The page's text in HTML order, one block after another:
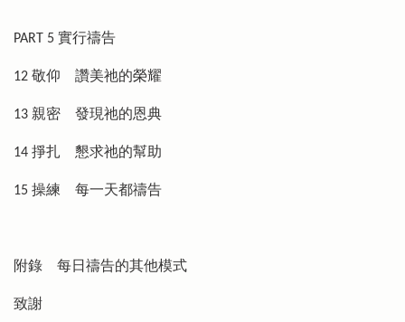
PART 5 實行禱告
12 敬仰 讚美祂的榮耀
13 親密 發現祂的恩典
14 掙扎 懇求祂的幫助
15 操練 每一天都禱告
附錄 每日禱告的其他模式
致謝